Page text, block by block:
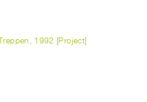
1992 [Project]